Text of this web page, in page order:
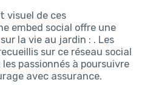
visuel de ces
embed social offre une
la vie au jardin : . Les
sur ce réseau social
passionnés à poursuivre
avec assurance.